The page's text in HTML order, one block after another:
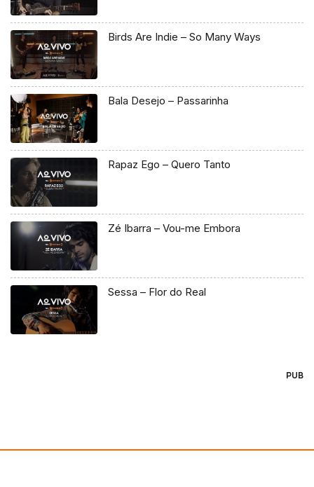
Birds Are Indie – So Many Ways
Bala Desejo – Passarinha
Rapaz Ego – Quero Tanto
Zé Ibarra – Vou-me Embora
Sessa – Flor do Real
PUB